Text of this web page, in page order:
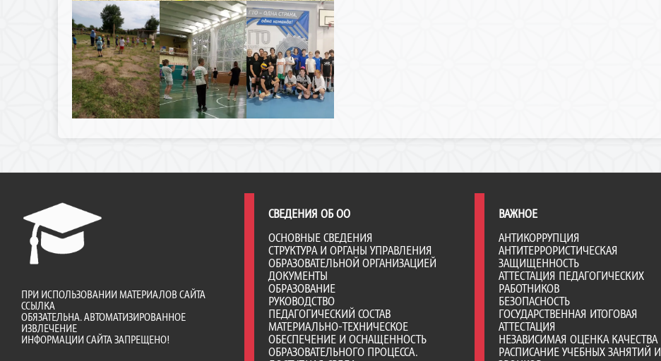
ПРИ ИСПОЛЬЗОВАНИИ МАТЕРИАЛОВ САЙТА
ССЫЛКА
ОБЯЗАТЕЛЬНА. АВТОМАТИЗИРОВАННОЕ
ИЗВЛЕЧЕНИЕ
ИНФОРМАЦИИ САЙТА ЗАПРЕЩЕНО!
СВЕДЕНИЯ ОБ ОО
ОСНОВНЫЕ СВЕДЕНИЯ
СТРУКТУРА И ОРГАНЫ УПРАВЛЕНИЯ
ОБРАЗОВАТЕЛЬНОЙ ОРГАНИЗАЦИЕЙ
ДОКУМЕНТЫ
ОБРАЗОВАНИЕ
РУКОВОДСТВО
ПЕДАГОГИЧЕСКИЙ СОСТАВ
МАТЕРИАЛЬНО-ТЕХНИЧЕСКОЕ
ОБЕСПЕЧЕНИЕ И ОСНАЩЕННОСТЬ
ОБРАЗОВАТЕЛЬНОГО ПРОЦЕССА.
ВАЖНОЕ
АНТИКОРРУПЦИЯ
АНТИТЕРРОРИСТИЧЕСКАЯ
ЗАЩИЩЕННОСТЬ
АТТЕСТАЦИЯ ПЕДАГОГИЧЕСКИХ
РАБОТНИКОВ
БЕЗОПАСНОСТЬ
ГОСУДАРСТВЕННАЯ ИТОГОВАЯ
АТТЕСТАЦИЯ
НЕЗАВИСИМАЯ ОЦЕНКА КАЧЕСТВА
РАСПИСАНИЕ УЧЕБНЫХ ЗАНЯТИЙ И